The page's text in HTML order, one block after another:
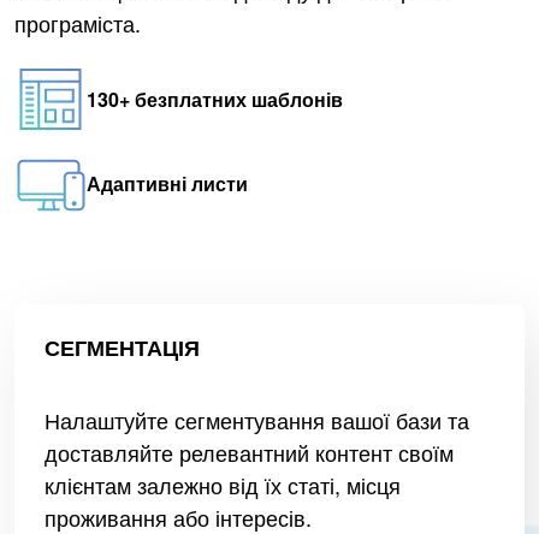
програміста.
130+ безплатних шаблонів
Адаптивні листи
СЕГМЕНТАЦІЯ
Налаштуйте сегментування вашої бази та
доставляйте релевантний контент своїм
клієнтам залежно від їх статі, місця
проживання або інтересів.